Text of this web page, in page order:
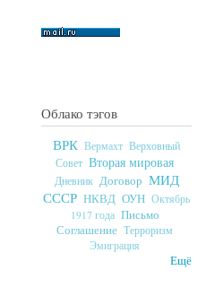
Облако тэгов
ВРК Вермахт Верховный
Совет Вторая мировая
Дневник Договор МИД
СССР НКВД ОУН Октябрь
1917 года Письмо
Соглашение Терроризм
Эмиграция
Ещё